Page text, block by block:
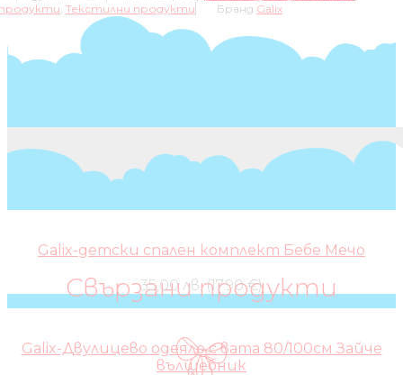
, Текстилни продукти Бранд Galix
Свързани продукти
Galix-детски спален комплект Бебе Мечо
35,00 лв. (17.90 €)
Galix-Двулицево одеяло с вата 80/100см Зайче
вълшебник